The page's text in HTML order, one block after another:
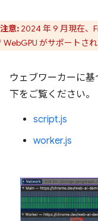
注意: 2024 年 9 月現在、
WebGPU がサポートされ
ウェブワーカーに
下をご覧ください。
script.js
worker.js